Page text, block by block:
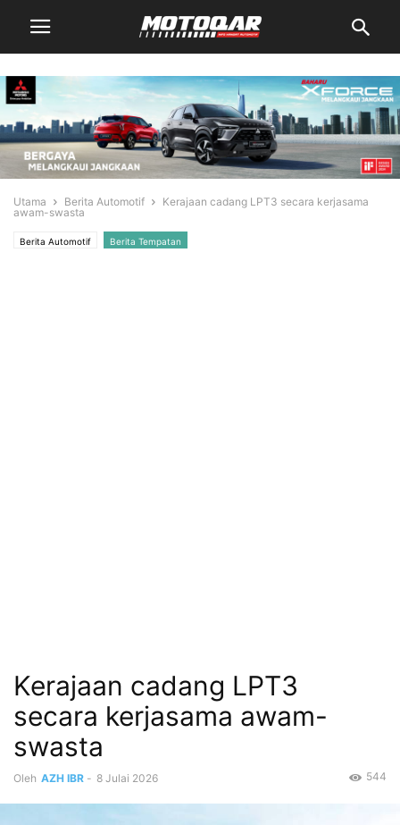
Utama Berita Automotif
Kerajaan cadang LPT3 secara kerjasama
awam-swasta
Berita Automotif Berita Tempatan
Kerajaan cadang LPT3
secara kerjasama awam-
swasta
Oleh AZH IBR - 8 Julai 2026 544